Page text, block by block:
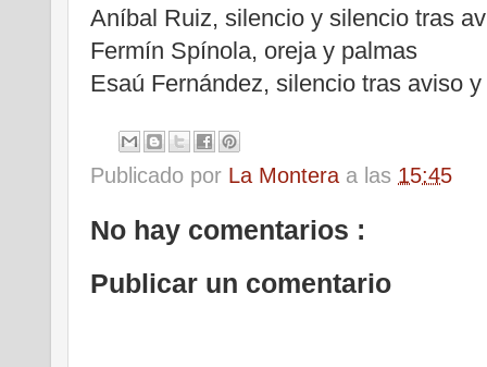
Aníbal Ruiz, silencio y silencio tras
Fermín Spínola, oreja y palmas
Esaú Fernández, silencio tras aviso
Publicado por La Montera a las 15:45
No hay comentarios :
Publicar un comentario